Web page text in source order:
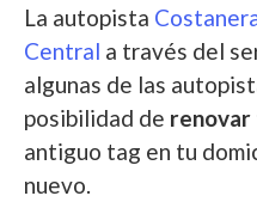
La autopista
Central a través del
algunas de las
posibilidad de renovar
antiguo tag en tu
nuevo.